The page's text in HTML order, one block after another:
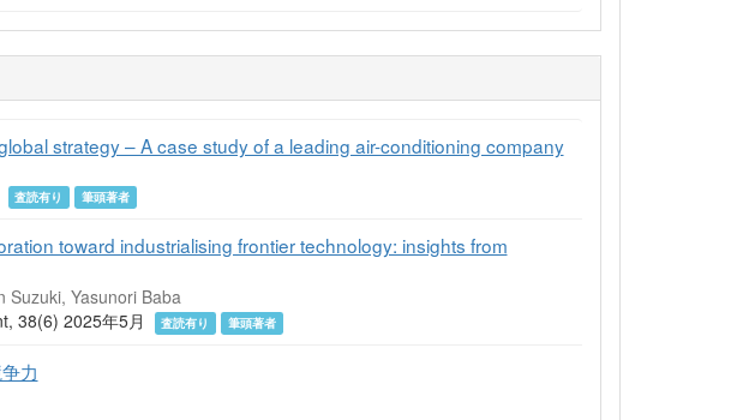
strategy – A case study of a leading air-conditioning company
査読有り 筆頭著者
toward industrialising frontier technology: insights from
Suzuki, Yasunori Baba
38(6) 2025年5月
査読有り 筆頭著者
力